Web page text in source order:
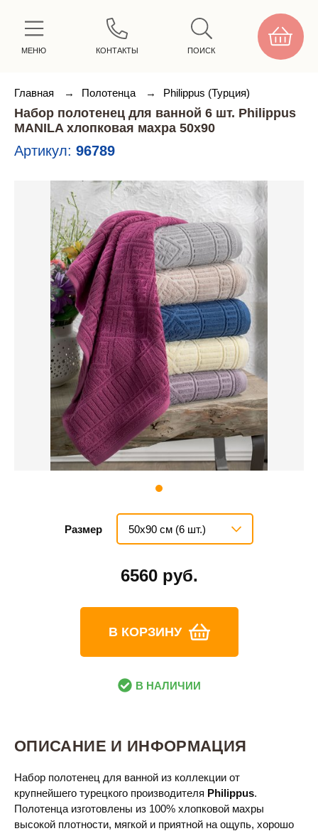
МЕНЮ КОНТАКТЫ ПОИСК
Главная → Полотенца → Philippus (Турция)
Набор полотенец для ванной 6 шт. Philippus
MANILA хлопковая махра 50х90
Артикул: 96789
Размер 50х90 см (6 шт.)
6560 руб.
В КОРЗИНУ
В НАЛИЧИИ
ОПИСАНИЕ И ИНФОРМАЦИЯ
Набор полотенец для ванной из коллекции от
крупнейшего турецкого производителя Philippus.
Полотенца изготовлены из 100% хлопковой махры
высокой плотности, мягкой и приятной на ощупь, хорошо